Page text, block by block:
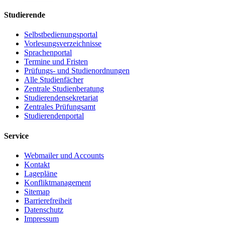
Studierende
Selbstbedienungsportal
Vorlesungsverzeichnisse
Sprachenportal
Termine und Fristen
Prüfungs- und Studienordnungen
Alle Studienfächer
Zentrale Studienberatung
Studierendensekretariat
Zentrales Prüfungsamt
Studierendenportal
Service
Webmailer und Accounts
Kontakt
Lagepläne
Konfliktmanagement
Sitemap
Barrierefreiheit
Datenschutz
Impressum